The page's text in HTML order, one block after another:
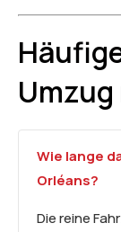
Wie lange
Orléans?
Die reine